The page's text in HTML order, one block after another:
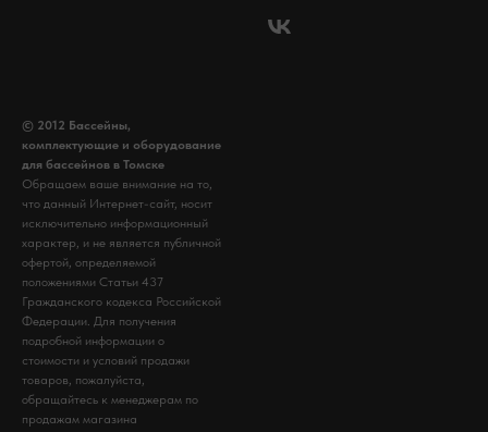
© 2012 Бассейны,
комплектующие и оборудование
для бассейнов в Томске
Обращаем ваше внимание на то,
что данный Интернет-сайт, носит
исключительно информационный
характер, и не является публичной
офертой, определяемой
положениями Статьи 437
Гражданского кодекса Российской
Федерации. Для получения
подробной информации о
стоимости и условий продажи
товаров, пожалуйста,
обращайтесь к менеджерам по
продажам магазина